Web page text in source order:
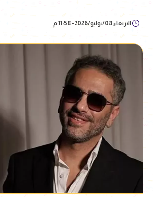
الأربعاء 08/يوليو/2026 - 11:58 م